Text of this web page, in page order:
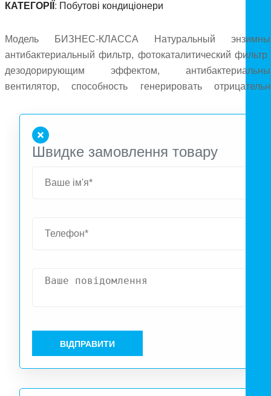
КАТЕГОРІЇ : Побутові кондиціонери
Модель БИЗНЕС-КЛАССА Натуральный
антибактериальный фильтр, фотокаталитический фильтр
дезодорирующим эффектом,
вентилятор, способность генерировать
минимальные показатели энергопотребления,
дизайн внутреннего блока. Подвод
осуществляется к внутреннему блоку.
Швидке замовлення товару
ВІДПРАВИТИ